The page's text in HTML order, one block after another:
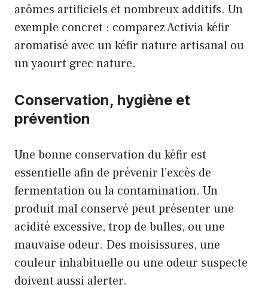
arômes artificiels et nombreux additifs. Un
exemple concret : comparez Activia kéfir
aromatisé avec un kéfir nature artisanal ou
un yaourt grec nature.
Conservation, hygiène et
prévention
Une bonne conservation du kéfir est
essentielle afin de prévenir l’excès de
fermentation ou la contamination. Un
produit mal conservé peut présenter une
acidité excessive, trop de bulles, ou une
mauvaise odeur. Des moisissures, une
couleur inhabituelle ou une odeur suspecte
doivent aussi alerter.